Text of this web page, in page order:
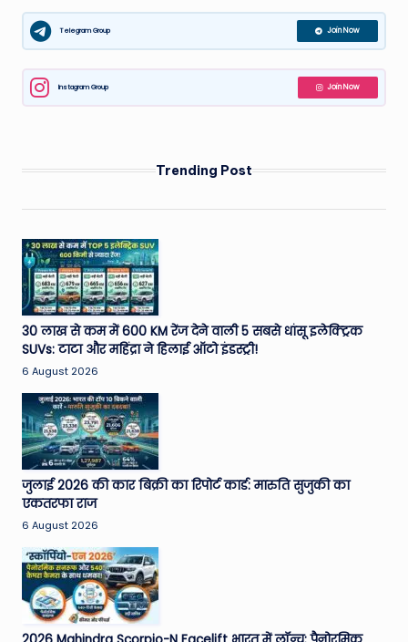
Telegram Group Join Now
Instagram Group Join Now
Trending Post
30 लाख से कम में 600 KM रेंज देने वाली 5 सबसे धांसू इलेक्ट्रिक
SUVs: टाटा और महिंद्रा ने हिलाई ऑटो इंडस्ट्री!
6 August 2026
जुलाई 2026 की कार बिक्री का रिपोर्ट कार्ड: मारुति सुजुकी का
एकतरफा राज
6 August 2026